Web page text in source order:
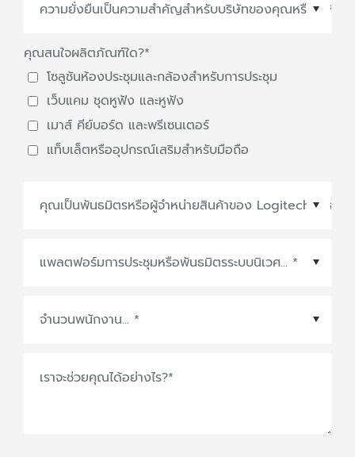
คุณสนใจผลิตภัณฑ์ใด?*
โซลูชันห้องประชุมและกล้องสำหรับการประชุม
เว็บแคม ชุดหูฟัง และหูฟัง
เมาส์ คีย์บอร์ด และพรีเซนเตอร์
แท็บเล็ตหรืออุปกรณ์เสริมสำหรับมือถือ
แพลตฟอร์มการประชุมหรือพันธมิตรระบบนิเวศ
เราจะช่วยคุณได้อย่างไร?*